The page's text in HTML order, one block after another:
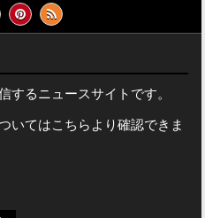
するニュースサイトです。
いてはこちらより確認できま